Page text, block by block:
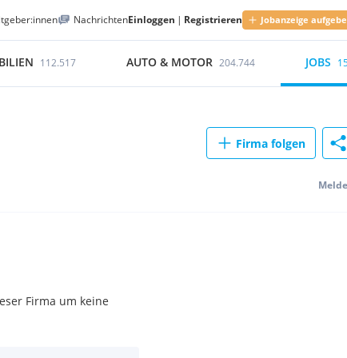
NachrichtenEinloggen | Registrieren Jobanzeige
112.517 AUTO & MOTOR 204.744 JOBS
Firma folgen
Firma um keine